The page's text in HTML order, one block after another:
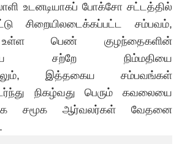
உடனடியாகப் போக்சோ சட்டத்தில்
சிறையிலடைக்கப்பட்ட சம்பவம்,
உள்ள பெண் குழந்தைகளின்
சற்றே நிம்மதியை
இத்தகைய சம்பவங்கள்
நிகழ்வது பெரும் கவலையை
சமூக ஆர்வலர்கள் வேதனை